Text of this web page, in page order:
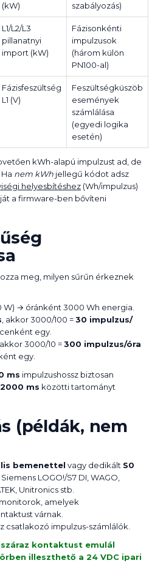
(kW)
szabályozás)
L1/L2/L3
pillanatnyi
import (kW)
Fázisonkénti
impulzusok
(három külön
PN100-al)
Fázisfeszültség
L1 (V)
Feszültségküszöb
események
számlálása
(egyedi logika
esetén)
kWh-alapú impulzust ad, de
nem kWh jellegű kódot adsz
helyesbítéshez (Wh/impulzus)
a firmware-ben bővíteni
meg, milyen sűrűn érkeznek
W) → óránként 3000 Wh energia.
, akkor 3000/100 =30 impulzus/
egy.
, akkor 3000/10 =300 impulzus/óra
egy.
ms impulzushossz biztosan
ms közötti tartományt
(példák, nem
bemenettel vagy dedikált S0
LOGO!/S7 DI, WAGO,
Unitronics stb.
amelyek
várnak.
csatlakozó impulzus-számlálók.
száraz kontaktust emulál
illeszthető a 24 VDC ipari